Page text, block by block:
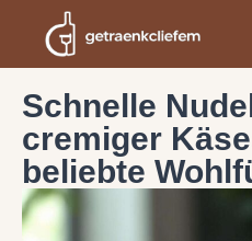
Schnelle
cremiger
beliebte